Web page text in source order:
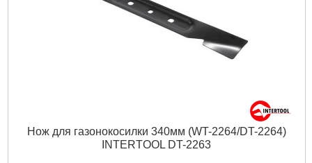
Нож для газонокосилки 340мм (WT-2264/DT-2264)
INTERTOOL DT-2263